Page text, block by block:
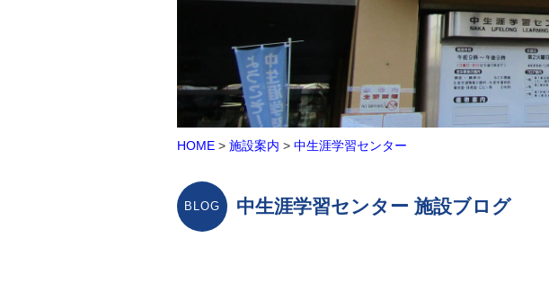
HOME > 施設案内 > 中生涯学習センター
中生涯学習センター 施設ブログ